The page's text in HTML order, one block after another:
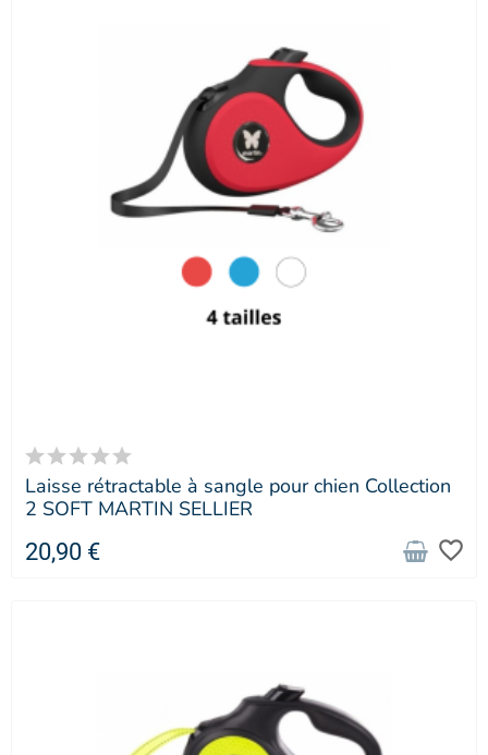
Laisse rétractable à sangle pour chien Collection
2 SOFT MARTIN SELLIER
20,90 € favorite_border